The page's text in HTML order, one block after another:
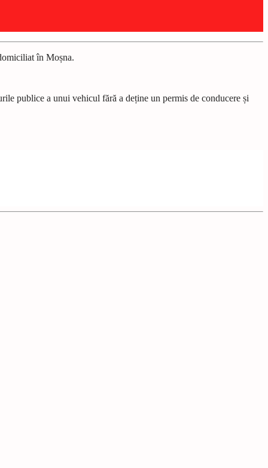
în Moșna.
publice a unui vehicul fără a deține un permis de conducere și